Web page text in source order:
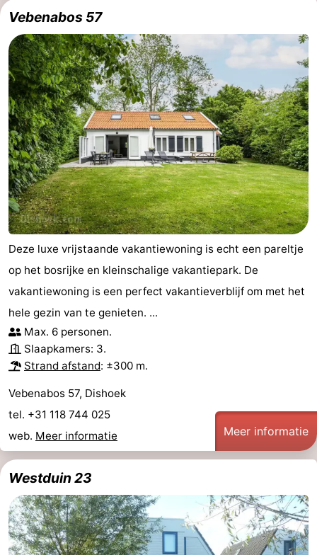
Vebenabos 57
Deze luxe vrijstaande vakantiewoning is echt een pareltje
op het bosrijke en kleinschalige vakantiepark. De
vakantiewoning is een perfect vakantieverblijf om met het
hele gezin van te genieten. ...
Max. 6 personen.
Slaapkamers: 3.
Strand afstand: ±300 m.
Vebenabos 57, Dishoek
tel. +31 118 744 025
web. Meer informatie Meer informatie
Westduin 23